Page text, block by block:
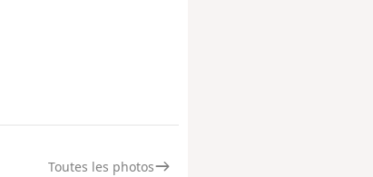
Toutes les photos